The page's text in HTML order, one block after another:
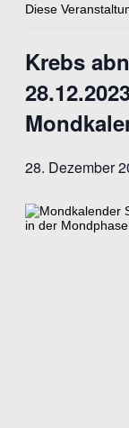
Diese
Krebs
28. Dezember